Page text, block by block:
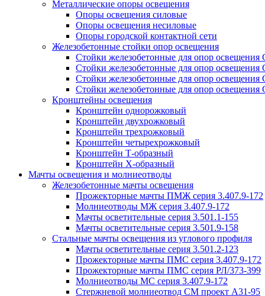
Металлические опоры освещения
Опоры освещения силовые
Опоры освещения несиловые
Опоры городской контактной сети
Железобетонные стойки опор освещения
Стойки железобетонные для опор
Стойки железобетонные для опор
Стойки железобетонные для опор
Стойки железобетонные для опор освещения
Кронштейны освещения
Кронштейн однорожковый
Кронштейн двухрожковый
Кронштейн трехрожковый
Кронштейн четырехрожковый
Кронштейн Т-образный
Кронштейн Х-образный
Мачты освещения и молниеотводы
Железобетонные мачты освещения
Прожекторные мачты ПМЖ серия 3.407.9-172
Молниеотводы МЖ серия 3.407.9-172
Мачты осветительные серия 3.501.1-155
Мачты осветительные серия 3.501.9-158
Стальные мачты освещения из углового профиля
Мачты осветительные серия 3.501.2-123
Прожекторные мачты ПМС серия 3.407.9-172
Прожекторные мачты ПМС серия РЛ/373-399
Молниеотводы МС серия 3.407.9-172
Стержневой молниеотвод СМ проект А31-95